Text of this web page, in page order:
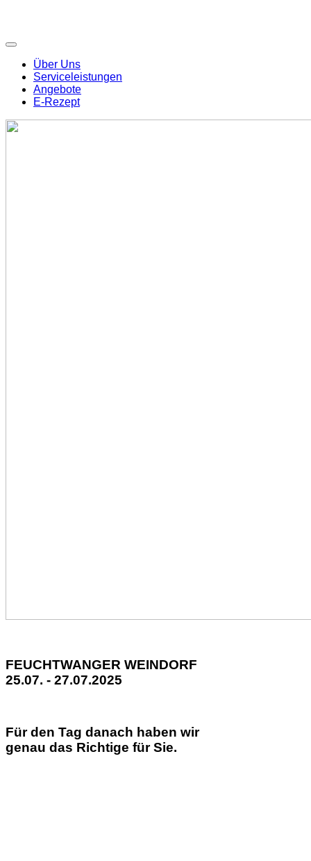
Über Uns
Serviceleistungen
Angebote
E-Rezept
FEUCHTWANGER WEINDORF
25.07. - 27.07.2025
Für den Tag danach haben wir
genau das Richtige für Sie.